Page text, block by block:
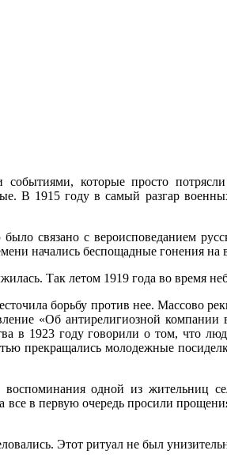
событиями, которые просто
В 1915 году в самый разгар
связано с вероисповеданием
начались беспощадные гонения
Так летом 1919 года во время
борьбу против нее. Массово
«Об антирелигиозной
в 1923 году говорили о том, что
прекращались молодежные
одной из жительниц
в первую очередь просили
Этот ритуал не был